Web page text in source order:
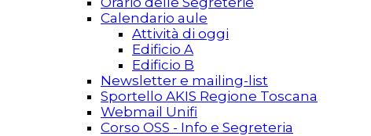
Calendario aule
Attività di oggi
Edificio A
Edificio B
Newsletter e mailing-list
Sportello AKIS Regione Toscana
Webmail Unifi
Corso OSS - Info e Segreteria